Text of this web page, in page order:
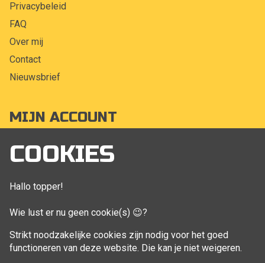
COOKIES
Hallo topper!
Wie lust er nu geen cookie(s) 😉?
Strikt noodzakelijke cookies zijn nodig voor het goed
functioneren van deze website. Die kan je niet weigeren.
Privacybeleid
FAQ
Over mij
Contact
Nieuwsbrief
MIJN ACCOUNT
Mijn account
Bestellingen
Aankoop beheren
VOLG MIJ